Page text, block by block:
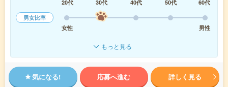
20代
30代 40代 50代
60代
男女比率
女性
男性
もっと見る
気になる! 応募へ進む 詳しく見る